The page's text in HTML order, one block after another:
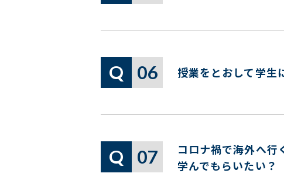
Q 06 授業をとおして学生
Q 07
コロナ禍で海外へ行
学んでもらいたい？